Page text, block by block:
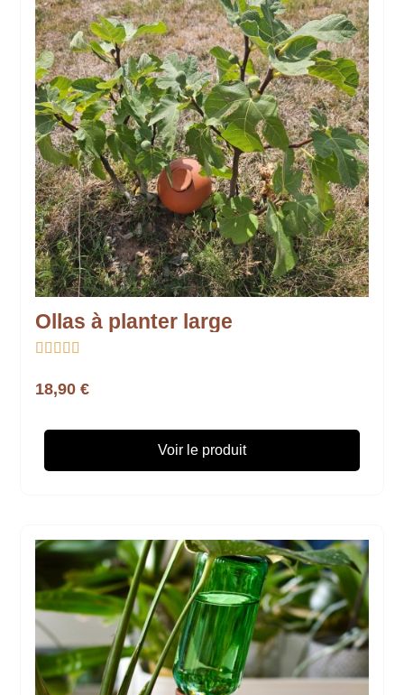
Ollas à planter large
    
18,90 €
Voir le produit